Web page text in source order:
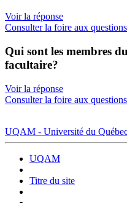
Voir la réponse
Consulter la foire aux questions
Qui sont les membres
facultaire?
Voir la réponse
Consulter la foire aux questions
UQAM - Université du
UQAM
Titre du site